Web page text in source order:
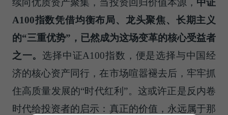
续向优质资产聚集，当投资回归价值本源， 中证
A100指数凭借均衡布局、龙头聚焦、长期主义
的“三重优势”，已然成为这场变革的核心受益者
之一。选择中证A100指数，便是选择与中国经
济的核心资产同行，在市场喧嚣褪去后，牢牢抓
住高质量发展的“时代红利”。这或许正是反内卷
时代给投资者的启示：真正的价值，永远属于那